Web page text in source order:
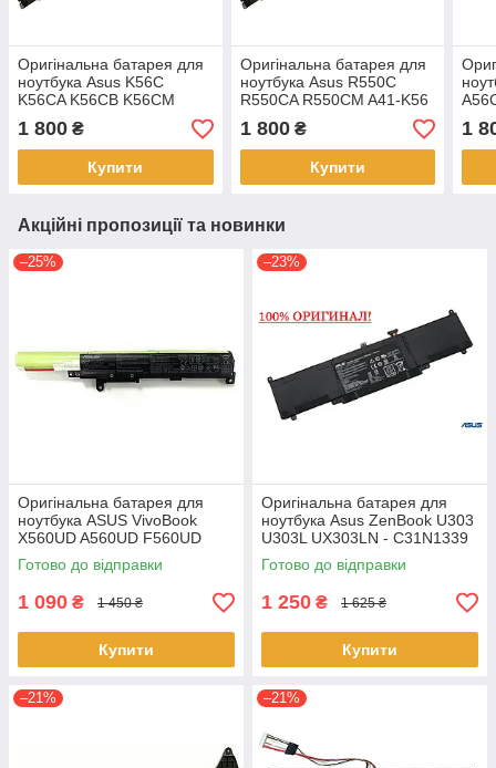
Оригінальна батарея для
ноутбука Asus K56C
K56CA K56CB K56CM
K56V A41-K56
1 800 ₴
Купити
Оригінальна батарея для
ноутбука Asus R550C
R550CA R550CM A41-K56
1 800₴
Купити
1
Акційні пропозиції та новинки
–25%
Оригінальна батарея для
ноутбука ASUS VivoBook
X560UD A560UD F560UD
K560UD R562UD - A31N1730
Готово до відправки
1 090 ₴ 1 450 ₴
Купити
–23%
Оригінальна батарея для
ноутбука Asus ZenBook U303
U303L UX303LN - C31N1339
(+11.31 V 50Wh) АКБ
Готово до відправки
1 250 ₴ 1 625 ₴
Купити
–21% –21%